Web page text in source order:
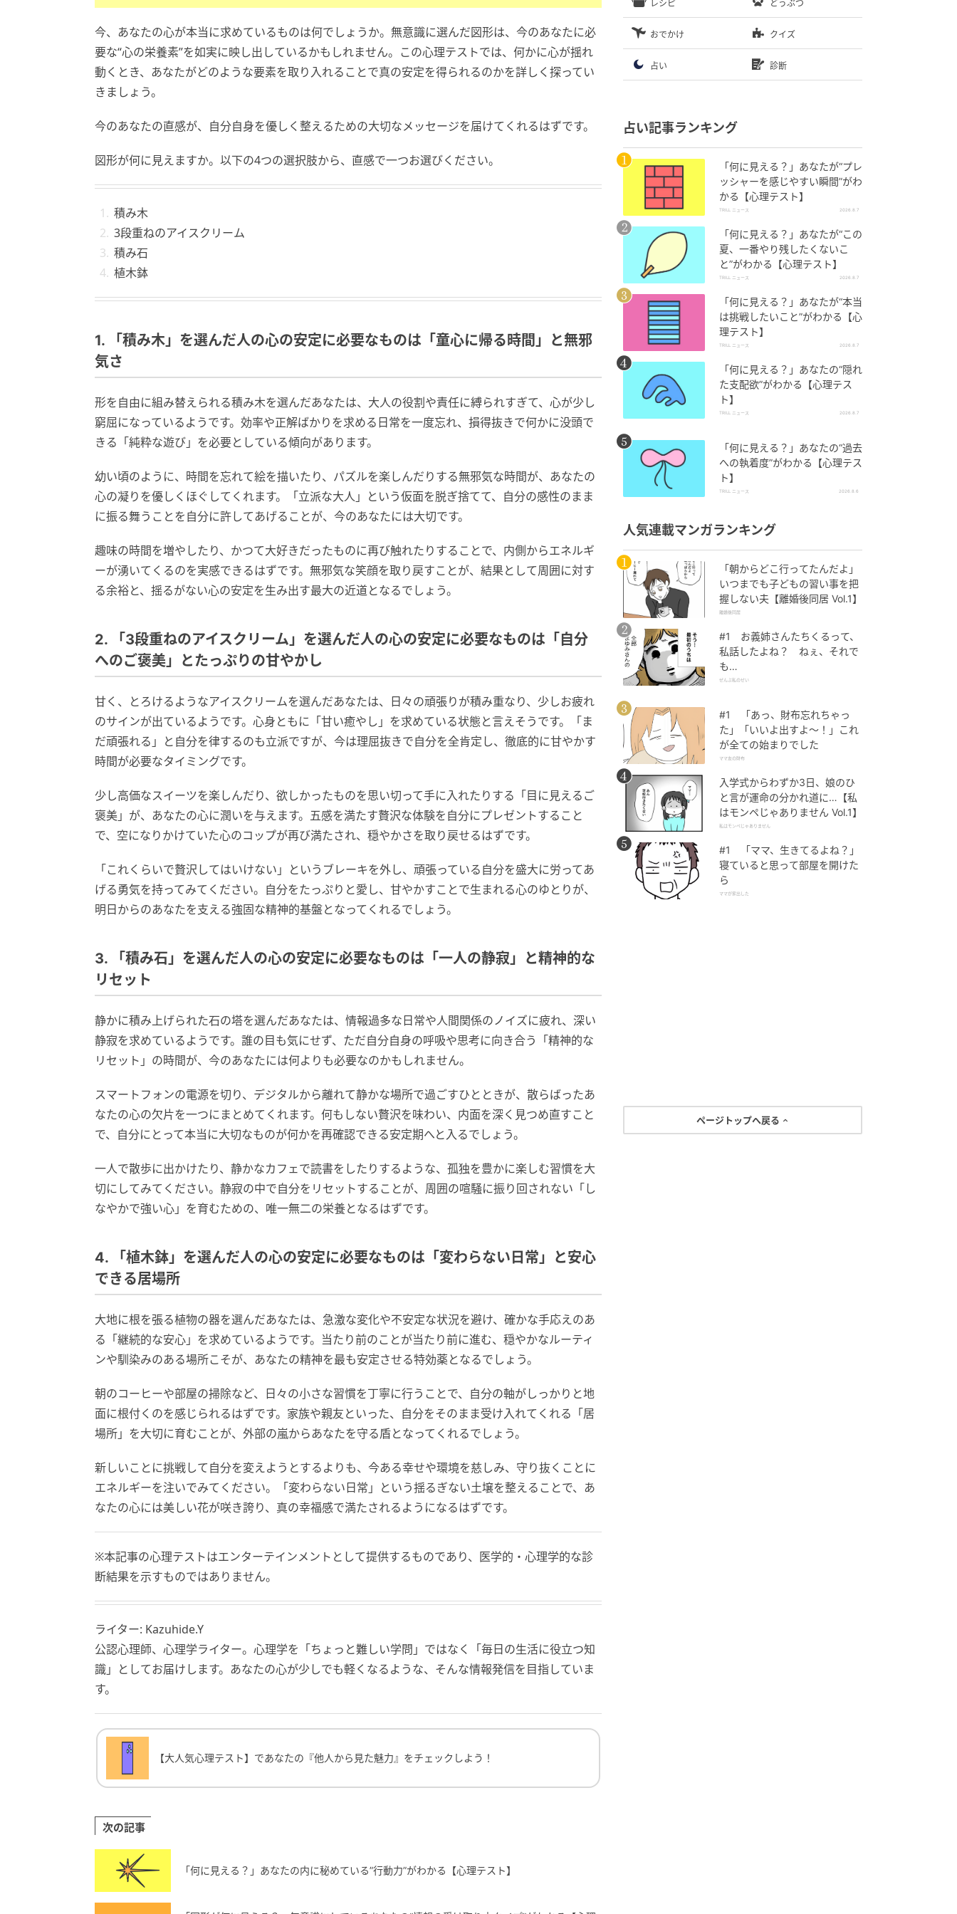
今、あなたの心が本当に求めているものは何でしょうか。無意識に選んだ図形は、今のあなたに必
要な“心の栄養素”を如実に映し出しているかもしれません。この心理テストでは、何かに心が揺れ
動くとき、あなたがどのような要素を取り入れることで真の安定を得られるのかを詳しく探ってい
きましょう。
今のあなたの直感が、自分自身を優しく整えるための大切なメッセージを届けてくれるはずです。
図形が何に見えますか。以下の4つの選択肢から、直感で一つお選びください。
積み木
3段重ねのアイスクリーム
積み石
植木鉢
1. 「積み木」を選んだ人の心の安定に必要なものは「童心に帰る時間」と無邪
気さ
形を自由に組み替えられる積み木を選んだあなたは、大人の役割や責任に縛られすぎて、心が少し
窮屈になっているようです。効率や正解ばかりを求める日常を一度忘れ、損得抜きで何かに没頭で
きる「純粋な遊び」を必要としている傾向があります。
幼い頃のように、時間を忘れて絵を描いたり、パズルを楽しんだりする無邪気な時間が、あなたの
心の凝りを優しくほぐしてくれます。「立派な大人」という仮面を脱ぎ捨てて、自分の感性のまま
に振る舞うことを自分に許してあげることが、今のあなたには大切です。
趣味の時間を増やしたり、かつて大好きだったものに再び触れたりすることで、内側からエネルギ
ーが湧いてくるのを実感できるはずです。無邪気な笑顔を取り戻すことが、結果として周囲に対す
る余裕と、揺るがない心の安定を生み出す最大の近道となるでしょう。
2. 「3段重ねのアイスクリーム」を選んだ人の心の安定に必要なものは「自分
へのご褒美」とたっぷりの甘やかし
甘く、とろけるようなアイスクリームを選んだあなたは、日々の頑張りが積み重なり、少しお疲れ
のサインが出ているようです。心身ともに「甘い癒やし」を求めている状態と言えそうです。「ま
だ頑張れる」と自分を律するのも立派ですが、今は理屈抜きで自分を全肯定し、徹底的に甘やかす
時間が必要なタイミングです。
少し高価なスイーツを楽しんだり、欲しかったものを思い切って手に入れたりする「目に見えるご
褒美」が、あなたの心に潤いを与えます。五感を満たす贅沢な体験を自分にプレゼントすること
で、空になりかけていた心のコップが再び満たされ、穏やかさを取り戻せるはずです。
「これくらいで贅沢してはいけない」というブレーキを外し、頑張っている自分を盛大に労ってあ
げる勇気を持ってみてください。自分をたっぷりと愛し、甘やかすことで生まれる心のゆとりが、
明日からのあなたを支える強固な精神的基盤となってくれるでしょう。
3. 「積み石」を選んだ人の心の安定に必要なものは「一人の静寂」と精神的な
リセット
静かに積み上げられた石の塔を選んだあなたは、情報過多な日常や人間関係のノイズに疲れ、深い
静寂を求めているようです。誰の目も気にせず、ただ自分自身の呼吸や思考に向き合う「精神的な
リセット」の時間が、今のあなたには何よりも必要なのかもしれません。
スマートフォンの電源を切り、デジタルから離れて静かな場所で過ごすひとときが、散らばったあ
なたの心の欠片を一つにまとめてくれます。何もしない贅沢を味わい、内面を深く見つめ直すこと
で、自分にとって本当に大切なものが何かを再確認できる安定期へと入るでしょう。
一人で散歩に出かけたり、静かなカフェで読書をしたりするような、孤独を豊かに楽しむ習慣を大
切にしてみてください。静寂の中で自分をリセットすることが、周囲の喧騒に振り回されない「し
なやかで強い心」を育むための、唯一無二の栄養となるはずです。
4. 「植木鉢」を選んだ人の心の安定に必要なものは「変わらない日常」と安心
できる居場所
大地に根を張る植物の器を選んだあなたは、急激な変化や不安定な状況を避け、確かな手応えのあ
る「継続的な安心」を求めているようです。当たり前のことが当たり前に進む、穏やかなルーティ
ンや馴染みのある場所こそが、あなたの精神を最も安定させる特効薬となるでしょう。
朝のコーヒーや部屋の掃除など、日々の小さな習慣を丁寧に行うことで、自分の軸がしっかりと地
面に根付くのを感じられるはずです。家族や親友といった、自分をそのまま受け入れてくれる「居
場所」を大切に育むことが、外部の嵐からあなたを守る盾となってくれるでしょう。
新しいことに挑戦して自分を変えようとするよりも、今ある幸せや環境を慈しみ、守り抜くことに
エネルギーを注いでみてください。「変わらない日常」という揺るぎない土壌を整えることで、あ
なたの心には美しい花が咲き誇り、真の幸福感で満たされるようになるはずです。
※本記事の心理テストはエンターテインメントとして提供するものであり、医学的・心理学的な診
断結果を示すものではありません。
ライター: Kazuhide.Y
公認心理師、心理学ライター。心理学を「ちょっと難しい学問」ではなく「毎日の生活に役立つ知
識」としてお届けします。あなたの心が少しでも軽くなるような、そんな情報発信を目指していま
す。
【大人気心理テスト】であなたの『他人から見た魅力』をチェックしよう！
【大人気心理テスト】であなたの『他人から見た魅力』をチェックしよう！
次の記事
「何に見える？」あなたの内に秘めている”行動力”がわかる【心理テスト】
レシピ どうぶつ
おでかけ クイズ
占い 診断
占い記事ランキング
「何に見える？」あなたが“プレ
ッシャーを感じやすい瞬間”がわ
かる【心理テスト】
TRILL ニュース 2026.8.7
「何に見える？」あなたが“この
夏、一番やり残したくないこ
と”がわかる【心理テスト】
TRILL ニュース 2026.8.7
「何に見える？」あなたが“本当
は挑戦したいこと”がわかる【心
理テスト】
TRILL ニュース 2026.8.7
「何に見える？」あなたの“隠れ
た支配欲”がわかる【心理テス
ト】
TRILL ニュース 2026.8.7
「何に見える？」あなたの“過去
への執着度”がわかる【心理テス
ト】
TRILL ニュース 2026.8.6
人気連載マンガランキング
「朝からどこ行ってたんだよ」
いつまでも子どもの習い事を把
握しない夫【離婚後同居 Vol.1】
離婚後同居
#1 お義姉さんたちくるって、
私話したよね？ ねぇ、それで
も…
ぜんぶ私のせい
#1 「あっ、財布忘れちゃっ
た」「いいよ出すよ〜！」これ
が全ての始まりでした
ママ友の財布
入学式からわずか3日、娘のひ
と言が運命の分かれ道に…【私
はモンペじゃありません Vol.1】
私はモンペじゃありません
#1 「ママ、生きてるよね？」
寝ていると思って部屋を開けた
ら
ママが家出した
ページトップへ戻る